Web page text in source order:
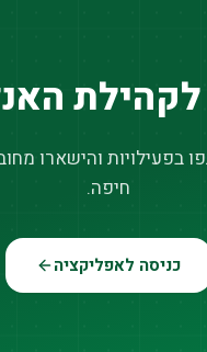
בפעילויות והישארו
חיפה.
כניסה לאפליקציה